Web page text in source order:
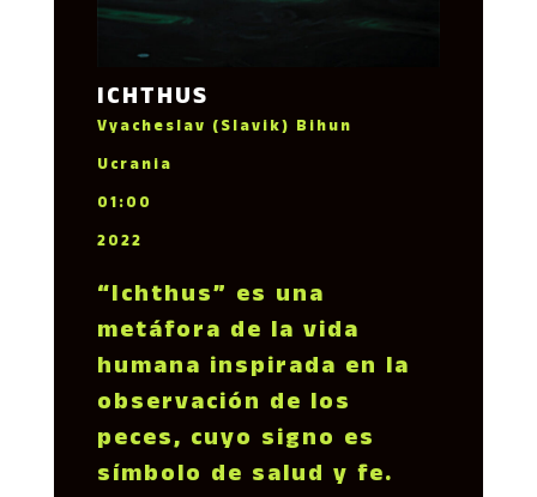
ICHTHUS
Vyacheslav (Slavik) Bihun
Ucrania
01:00
2022
“Ichthus” es una
metáfora de la vida
humana inspirada en la
observación de los
peces, cuyo signo es
símbolo de salud y fe.